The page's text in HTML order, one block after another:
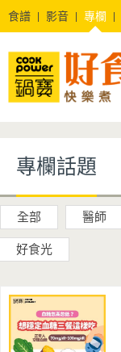
食譜 影音 專欄
專欄話題
全部 醫師
好食光